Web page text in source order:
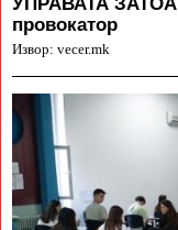
провокатор
Извор: vecer.mk